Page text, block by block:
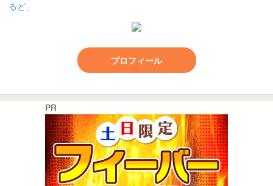
プロフィール
PR